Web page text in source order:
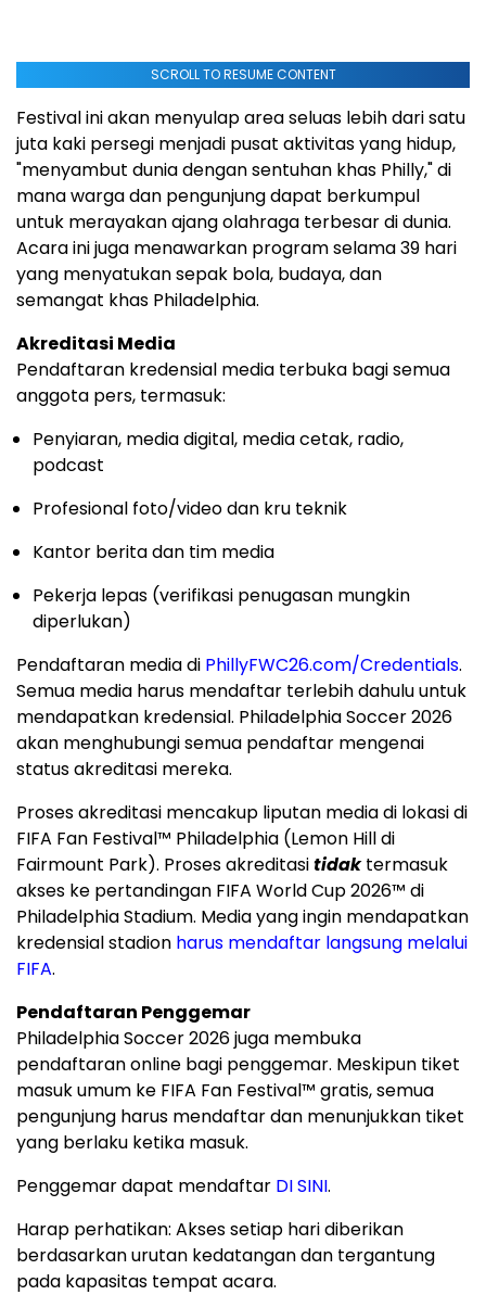
SCROLL TO RESUME CONTENT
Festival ini akan menyulap area seluas lebih dari satu
juta kaki persegi menjadi pusat aktivitas yang hidup,
"menyambut dunia dengan sentuhan khas Philly," di
mana warga dan pengunjung dapat berkumpul
untuk merayakan ajang olahraga terbesar di dunia.
Acara ini juga menawarkan program selama 39 hari
yang menyatukan sepak bola, budaya, dan
semangat khas Philadelphia.
Akreditasi Media
Pendaftaran kredensial media terbuka bagi semua
anggota pers, termasuk:
Penyiaran, media digital, media cetak, radio,
podcast
Profesional foto/video dan kru teknik
Kantor berita dan tim media
Pekerja lepas (verifikasi penugasan mungkin
diperlukan)
Pendaftaran media di PhillyFWC26.com/Credentials.
Semua media harus mendaftar terlebih dahulu untuk
mendapatkan kredensial. Philadelphia Soccer 2026
akan menghubungi semua pendaftar mengenai
status akreditasi mereka.
Proses akreditasi mencakup liputan media di lokasi di
FIFA Fan Festival™ Philadelphia (Lemon Hill di
Fairmount Park). Proses akreditasitidaktermasuk
akses ke pertandingan FIFA World Cup 2026™ di
Philadelphia Stadium. Media yang ingin mendapatkan
kredensial stadion harus mendaftar langsung melalui
FIFA.
Pendaftaran Penggemar
Philadelphia Soccer 2026 juga membuka
pendaftaran online bagi penggemar. Meskipun tiket
masuk umum ke FIFA Fan Festival™ gratis, semua
pengunjung harus mendaftar dan menunjukkan tiket
yang berlaku ketika masuk.
Penggemar dapat mendaftar DI SINI.
Harap perhatikan: Akses setiap hari diberikan
berdasarkan urutan kedatangan dan tergantung
pada kapasitas tempat acara.